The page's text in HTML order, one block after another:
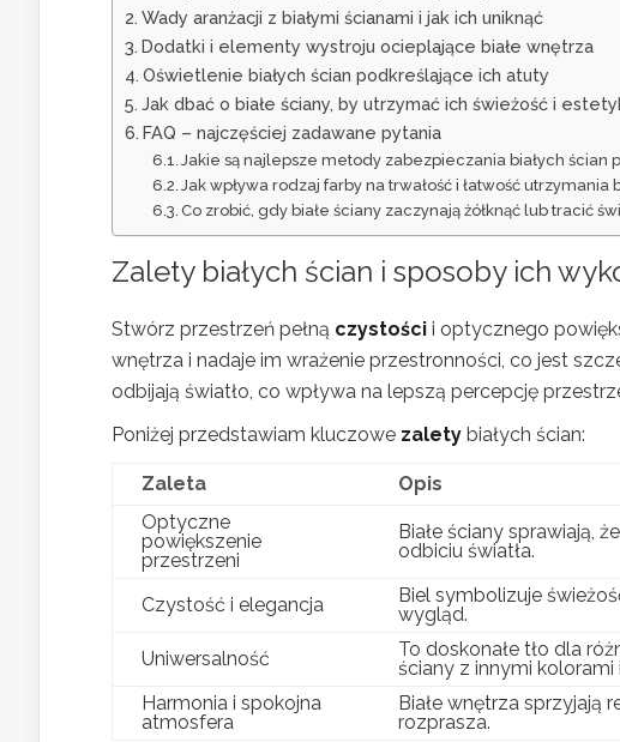
Wady aranżacji z białymi ścianami i jak ich uniknąć
Dodatki i elementy wystroju ocieplające białe wnętrza
Oświetlenie białych ścian podkreślające ich atuty
Jak dbać o białe ściany, by utrzymać ich świeżość i
FAQ – najczęściej zadawane pytania
Jakie są najlepsze metody zabezpieczania białych ścian
Jak wpływa rodzaj farby na trwałość i łatwość utrzymania
Co zrobić, gdy białe ściany zaczynają żółknąć lub tracić
Zalety białych ścian i sposoby ich
Stwórz przestrzeń pełną czystości i optycznego
wnętrza i nadaje im wrażenie przestronności, co jest
odbijają światło, co wpływa na lepszą percepcję
Poniżej przedstawiam kluczowe zalety białych ścian:
Zaleta
Opis
Optyczne
powiększenie
przestrzeni
Białe ściany sprawiają,
odbiciu światła.
Czystość i elegancja
Biel symbolizuje
wygląd.
Uniwersalność
To doskonałe tło dla
ściany z innymi kolorami
Harmonia i spokojna
atmosfera
Białe wnętrza sprzyjają
rozprasza.